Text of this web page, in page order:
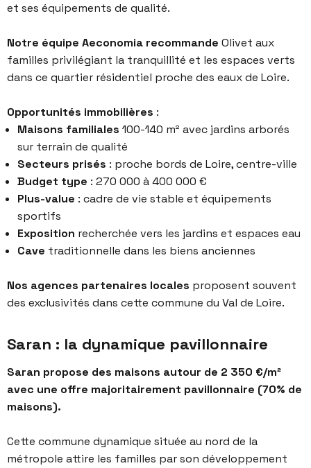
et ses équipements de qualité.
Notre équipe Aeconomia recommande Olivet aux
familles privilégiant la tranquillité et les espaces verts
dans ce quartier résidentiel proche des eaux de Loire.
Opportunités immobilières :
Maisons familiales 100-140 m² avec jardins arborés
sur terrain de qualité
Secteurs prisés : proche bords de Loire, centre-ville
Budget type : 270 000 à 400 000 €
Plus-value : cadre de vie stable et équipements
sportifs
Exposition recherchée vers les jardins et espaces eau
Cave traditionnelle dans les biens anciennes
Nos agences partenaires locales proposent souvent
des exclusivités dans cette commune du Val de Loire.
Saran : la dynamique pavillonnaire
Saran propose des maisons autour de 2 350 €/m²
avec une offre majoritairement pavillonnaire (70% de
maisons).
Cette commune dynamique située au nord de la
métropole attire les familles par son développement